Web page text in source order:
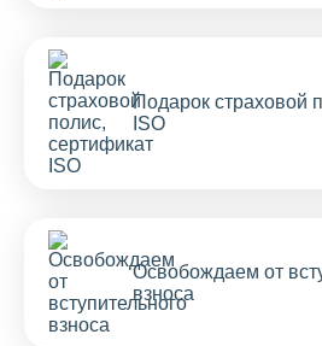
Подарок страховой
ISO
Освобождаем от
взноса